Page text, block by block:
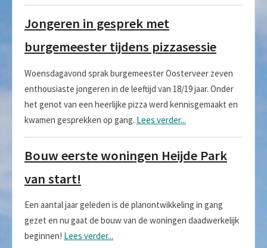
Jongeren in gesprek met
burgemeester tijdens pizzasessie
Woensdagavond sprak burgemeester Oosterveer zeven
enthousiaste jongeren in de leeftijd van 18/19 jaar. Onder
het genot van een heerlijke pizza werd kennisgemaakt en
kwamen gesprekken op gang. Lees verder...
Bouw eerste woningen Heijde Park
van start!
Een aantal jaar geleden is de planontwikkeling in gang
gezet en nu gaat de bouw van de woningen daadwerkelijk
beginnen! Lees verder...